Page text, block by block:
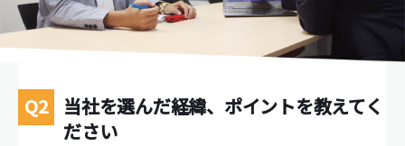
当社を選んだ経緯、ポイントを教えてく
ださい